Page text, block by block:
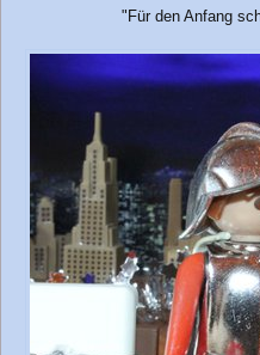
"Für den Anfang